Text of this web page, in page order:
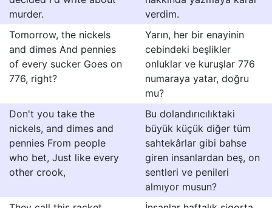
murder.
verdim.
Tomorrow, the nickels
and dimes And pennies
of every sucker Goes on
776, right?
Yarın, her bir enayinin
cebindeki beşlikler
onluklar ve kuruşlar 776
numaraya yatar, doğru
mu?
Don't you take the
nickels, and dimes and
pennies From people
who bet, Just like every
other crook,
Bu dolandırıcılıktaki
büyük küçük diğer tüm
sahtekârlar gibi bahse
giren insanlardan beş, on
sentleri ve penileri
almıyor musun?